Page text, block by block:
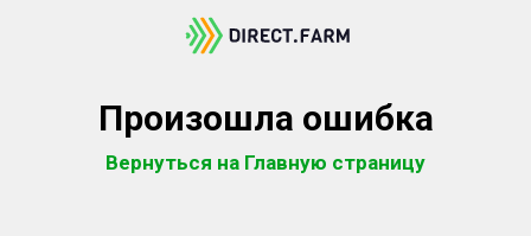
Произошла ошибка
Вернуться на Главную страницу